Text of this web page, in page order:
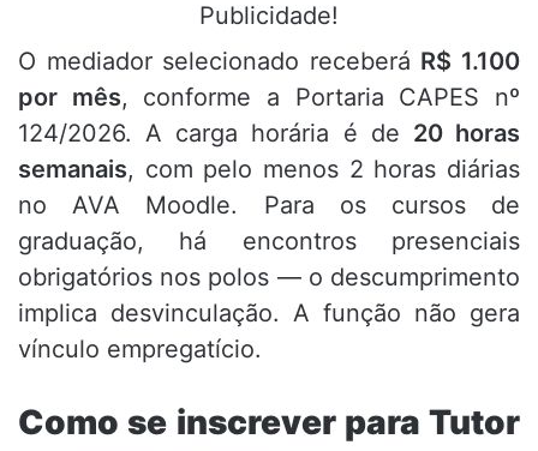
Publicidade!
O mediador selecionado receberá R$ 1.100
por mês, conforme a Portaria CAPES nº
124/2026. A carga horária é de 20 horas
semanais, com pelo menos 2 horas diárias
no AVA Moodle. Para os cursos de
graduação, há encontros presenciais
obrigatórios nos polos — o descumprimento
implica desvinculação. A função não gera
vínculo empregatício.
Como se inscrever para Tutor